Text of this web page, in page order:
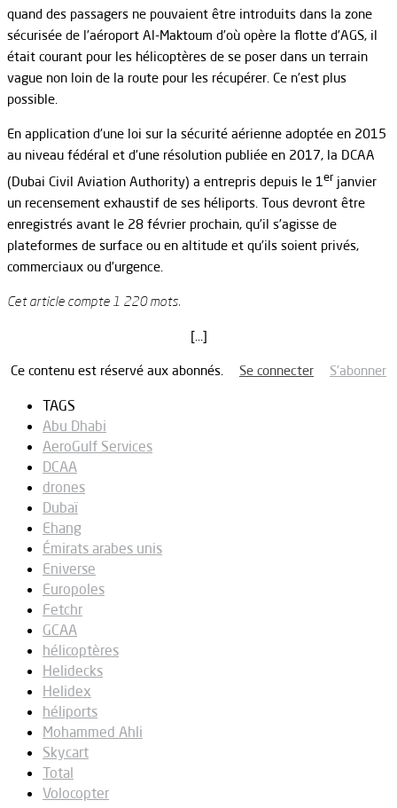
quand des passagers ne pouvaient être introduits dans la zone
sécurisée de l’aéroport Al-Maktoum d’où opère la flotte d’AGS, il
était courant pour les hélicoptères de se poser dans un terrain
vague non loin de la route pour les récupérer. Ce n’est plus
possible.
En application d’une loi sur la sécurité aérienne adoptée en 2015
au niveau fédéral et d’une résolution publiée en 2017, la DCAA
(Dubai Civil Aviation Authority) a entrepris depuis le 1er janvier
un recensement exhaustif de ses héliports. Tous devront être
enregistrés avant le 28 février prochain, qu’il s’agisse de
plateformes de surface ou en altitude et qu’ils soient privés,
commerciaux ou d’urgence.
Cet article compte 1 220 mots.
[…]
Ce contenu est réservé aux abonnés. Se connecter S’abonner
TAGS
Abu Dhabi
AeroGulf Services
DCAA
drones
Dubaï
Ehang
Émirats arabes unis
Eniverse
Europoles
Fetchr
GCAA
hélicoptères
Helidecks
Helidex
héliports
Mohammed Ahli
Skycart
Total
Volocopter